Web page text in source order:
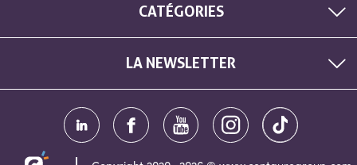
CATÉGORIES
LA NEWSLETTER